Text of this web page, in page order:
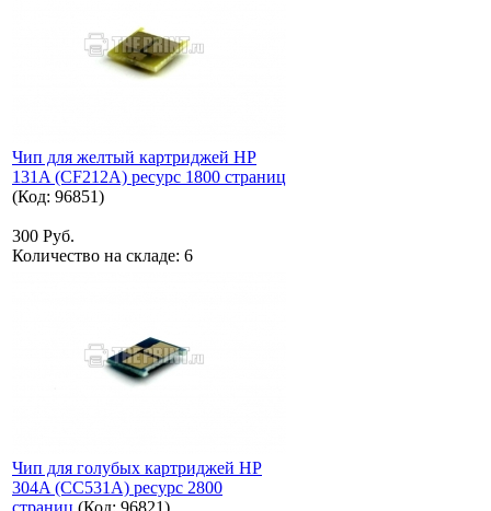
Чип для желтый картриджей HP
131A (CF212A) ресурс 1800 страниц
(Код: 96851)
300 Руб.
Количество на складе: 6
Чип для голубых картриджей HP
304A (CC531A) ресурс 2800